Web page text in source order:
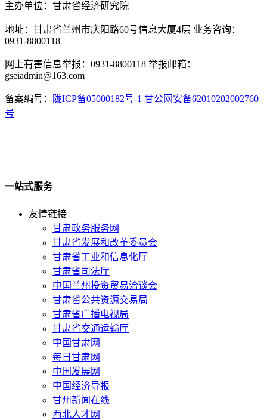
主办单位：甘肃省经济研究院
地址：甘肃省兰州市庆阳路60号信息大厦4层 业务咨询：
0931-8800118
网上有害信息举报：0931-8800118 举报邮箱：
gseiadmin@163.com
备案编号： 陇ICP备05000182号-1 甘公网安备62010202002760
号
一站式服务
友情链接
甘肃政务服务网
甘肃省发展和改革委员会
甘肃省工业和信息化厅
甘肃省司法厅
中国兰州投资贸易洽谈会
甘肃省公共资源交易局
甘肃省广播电视局
甘肃省交通运输厅
中国甘肃网
每日甘肃网
中国发展网
中国经济导报
甘州新闻在线
西北人才网